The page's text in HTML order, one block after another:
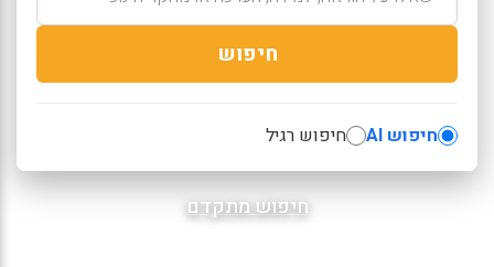
חיפוש
חיפוש AI חיפוש רגיל
חיפוש מתקדם